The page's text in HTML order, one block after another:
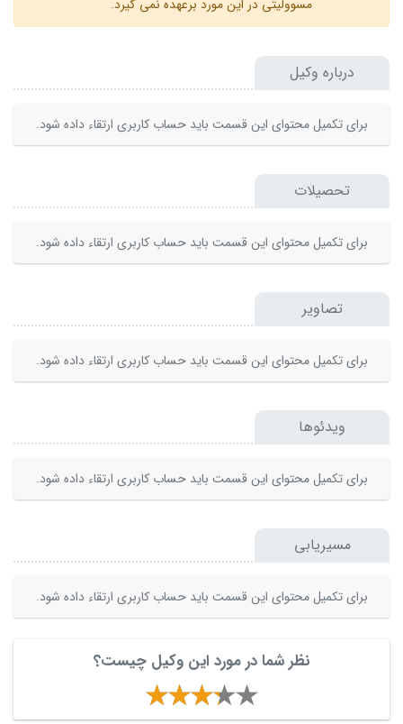
مسوولیتی در این مورد برعهده نمی گیرد.
درباره وکیل
برای تکمیل محتوای این قسمت باید حساب کاربری ارتقاء داده شود.
تحصیلات
برای تکمیل محتوای این قسمت باید حساب کاربری ارتقاء داده شود.
تصاویر
برای تکمیل محتوای این قسمت باید حساب کاربری ارتقاء داده شود.
ویدئوها
برای تکمیل محتوای این قسمت باید حساب کاربری ارتقاء داده شود.
مسیریابی
برای تکمیل محتوای این قسمت باید حساب کاربری ارتقاء داده شود.
نظر شما در مورد این وکیل چیست؟